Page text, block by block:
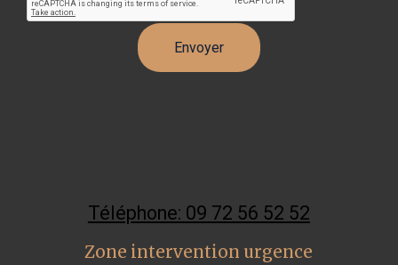
Téléphone: 09 72 56 52 52
Zone intervention urgence